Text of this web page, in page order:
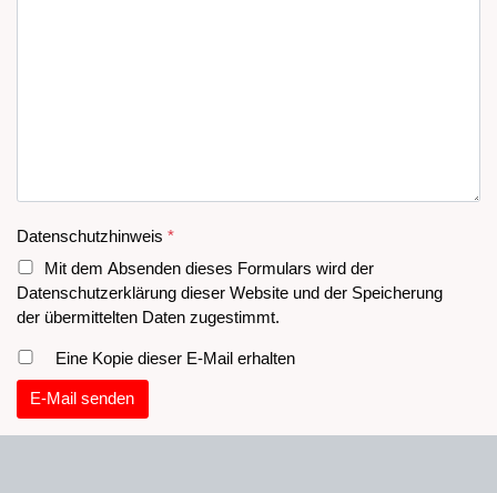
Datenschutzhinweis *
Datenschutzerklärung dieser Website und der Speicherung
der übermittelten Daten zugestimmt.
Eine Kopie dieser E-Mail erhalten
E-Mail senden